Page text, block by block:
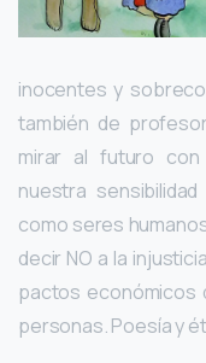
inocentes y
también de
mirar al futuro con
nuestra
como seres
decir NO a la
pactos económicos
personas. Poesía y